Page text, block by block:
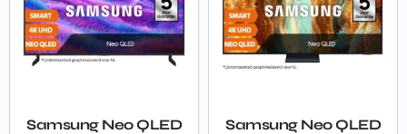
Samsung Neo QLED
Samsung Neo QLED